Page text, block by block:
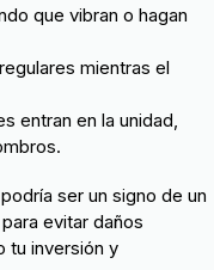
que vibran o hagan
mientras el
entran en la unidad,
ser un signo de un
evitar daños
tu inversión y